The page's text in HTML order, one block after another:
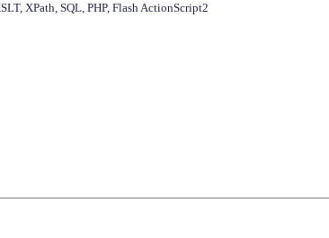
XPath, SQL, PHP, Flash ActionScript2